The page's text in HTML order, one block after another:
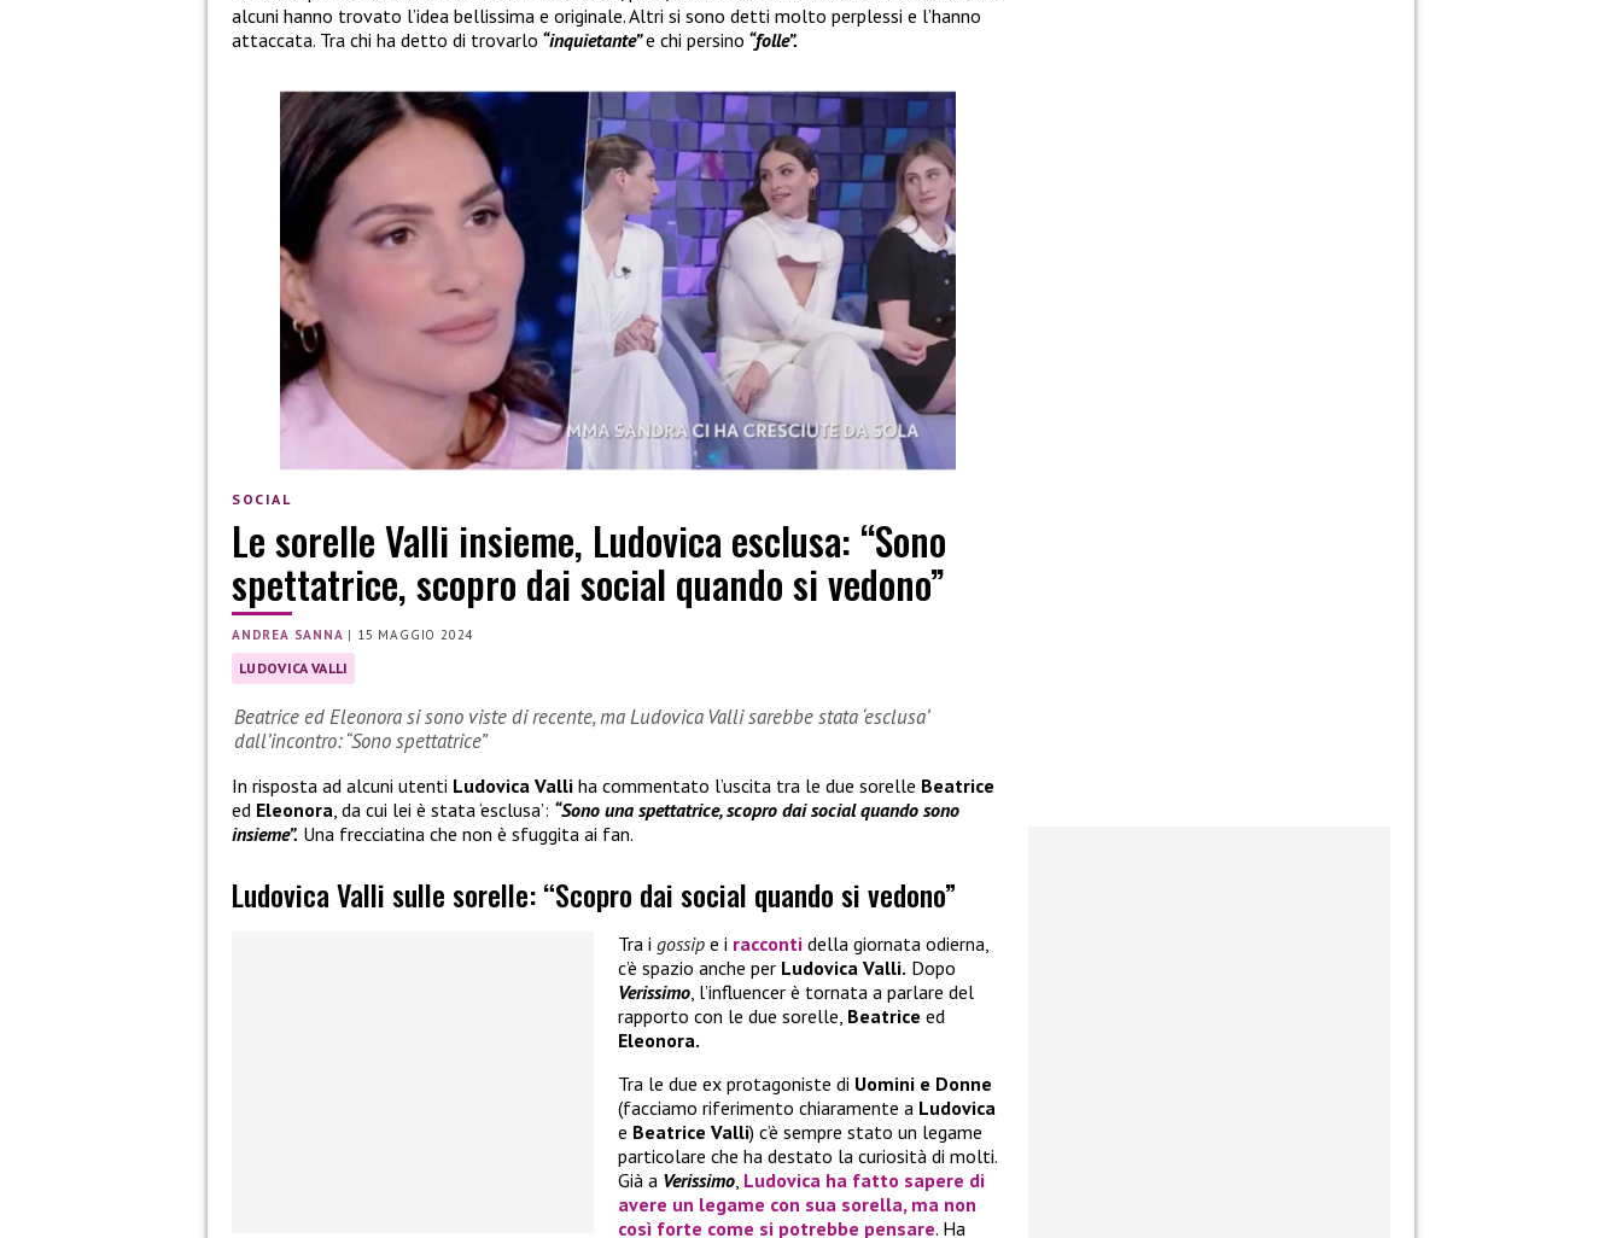
alcuni hanno trovato l’idea bellissima e originale. Altri si sono detti molto perplessi e l’hanno
attaccata. Tra chi ha detto di trovarlo “inquietante”e chi persino “folle”.
SOCIAL
Le sorelle Valli insieme, Ludovica esclusa: “Sono
spettatrice, scopro dai social quando si vedono”
ANDREA SANNA | 15 MAGGIO 2024
LUDOVICA VALLI
Beatrice ed Eleonora si sono viste di recente, ma Ludovica Valli sarebbe stata ‘esclusa’
dall’incontro: “Sono spettatrice”
In risposta ad alcuni utenti Ludovica Valli ha commentato l’uscita tra le due sorelle Beatrice
ed Eleonora , da cui lei è stata ‘esclusa’: “Sono una spettatrice, scopro dai social quando sono
insieme”. Una frecciatina che non è sfuggita ai fan.
Ludovica Valli sulle sorelle: “Scopro dai social quando si vedono”
Tra i gossip e i racconti della giornata odierna,
c’è spazio anche per Ludovica Valli. Dopo
Verissimo, l’influencer è tornata a parlare del
rapporto con le due sorelle, Beatrice ed
Eleonora.
Tra le due ex protagoniste di Uomini e Donne
(facciamo riferimento chiaramente a Ludovica
e Beatrice Valli) c’è sempre stato un legame
particolare che ha destato la curiosità di molti.
Già a Verissimo, Ludovica ha fatto sapere di
avere un legame con sua sorella, ma non
così forte come si potrebbe pensare. Ha